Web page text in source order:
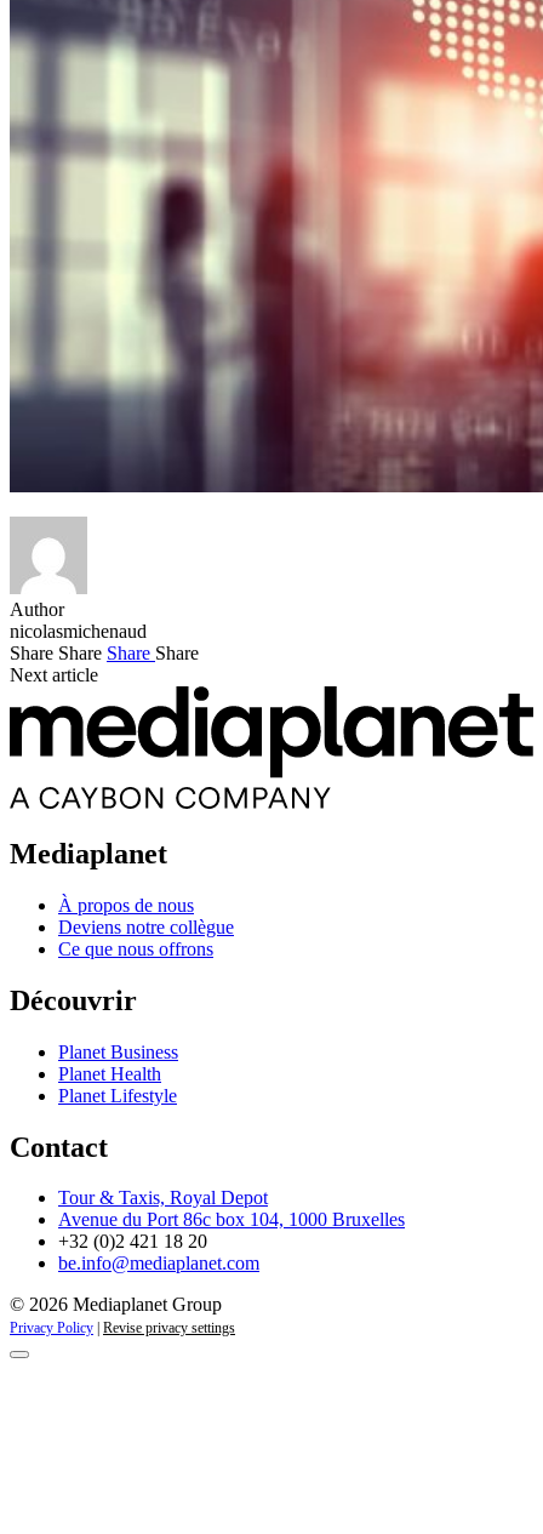
Author
nicolasmichenaud
Share Share Share Share
Next article
Mediaplanet
À propos de nous
Deviens notre collègue
Ce que nous offrons
Découvrir
Planet Business
Planet Health
Planet Lifestyle
Contact
Tour & Taxis, Royal Depot
Avenue du Port 86c box 104, 1000 Bruxelles
+32 (0)2 421 18 20
be.info@mediaplanet.com
© 2026 Mediaplanet Group
Privacy Policy Revise privacy settings